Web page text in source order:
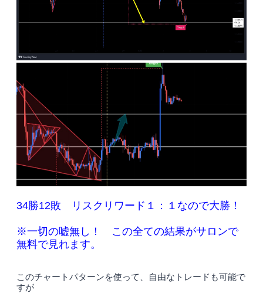
34勝12敗 リスクリワード１：１なので大勝！
※一切の嘘無し！ この全ての結果がサロンで
無料で見れます。
このチャートパターンを使って、自由なトレードも可能で
すが